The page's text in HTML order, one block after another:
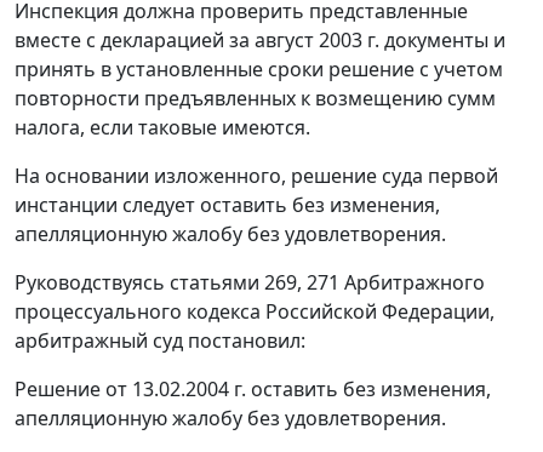
Инспекция должна проверить представленные
вместе с декларацией за август 2003 г. документы и
принять в установленные сроки решение с учетом
повторности предъявленных к возмещению сумм
налога, если таковые имеются.
На основании изложенного, решение суда первой
инстанции следует оставить без изменения,
апелляционную жалобу без удовлетворения.
Руководствуясь статьями 269, 271 Арбитражного
процессуального кодекса Российской Федерации,
арбитражный суд постановил:
Решение от 13.02.2004 г. оставить без изменения,
апелляционную жалобу без удовлетворения.